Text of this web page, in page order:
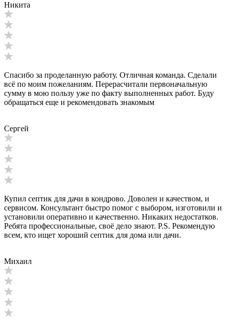
Никита
Спасибо за проделанную работу. Отличная команда. Сделали
всё по моим пожеланиям. Перерасчитали первоначальную
сумму в мою пользу уже по факту выполненных работ. Буду
обращаться еще и рекомендовать знакомым
Сергей
Купил септик для дачи в кондрово. Доволен и качеством, и
сервисом. Консультант быстро помог с выбором, изготовили и
установили оперативно и качественно. Никаких недостатков.
Ребята профессиональные, своё дело знают. P.S. Рекомендую
всем, кто ищет хороший септик для дома или дачи.
Михаил